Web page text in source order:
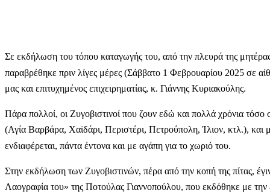
Σε εκδήλωση του τόπου καταγωγής του, από την πλευρά της
παραβρέθηκε πριν λίγες μέρες (Σάββατο 1 Φεβρουαρίου 2025 σε
μας και επιτυχημένος επιχειρηματίας, κ. Γιάννης Κυριακούλης.
Πάρα πολλοί, οι Ζυγοβιστινοί που ζουν εδώ και πολλά χρόνια
(Αγία Βαρβάρα, Χαϊδάρι, Περιστέρι, Πετρούπολη, Ίλιον, κτλ.), και
ενδιαφέρεται, πάντα έντονα και με αγάπη για το χωριό του.
Στην εκδήλωση των Ζυγοβιστινών, πέρα από την κοπή της πίτας,
Λαογραφία του» της Ποτούλας Γιαννοπούλου, που εκδόθηκε με